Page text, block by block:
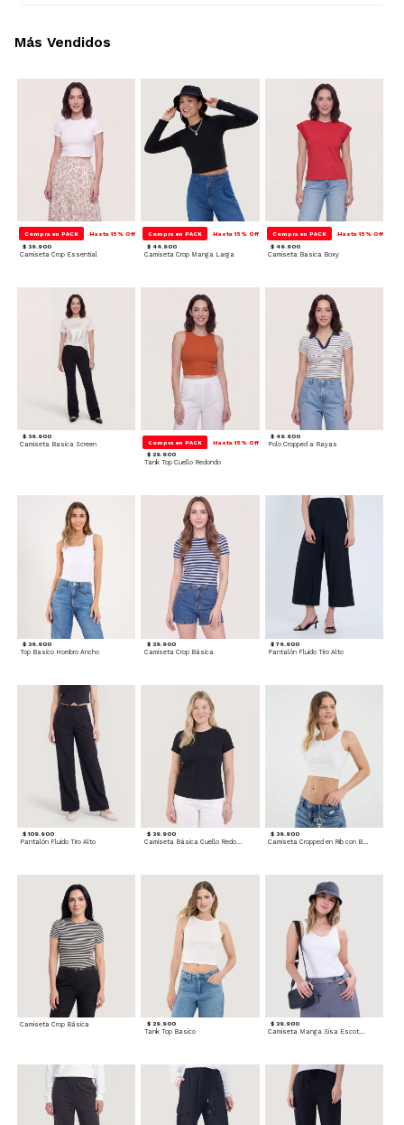
Compra en PACK Hasta 15% Off
$ 39.900
Camiseta Crop Essential
Compra en PACK Hasta 15% Off
$ 44.900
Camiseta Crop Manga Larga
Compra en PACK Hasta 15% Off
$ 49.900
Camiseta Basica Boxy
$ 39.900
Camiseta Basica Screen Compra en PACK Hasta 15% Off
$ 29.900
Tank Top Cuello Redondo
$ 49.900
Polo Cropped a Rayas
$ 39.900
Top Basico Hombro Ancho
$ 39.900
Camiseta Crop Básica
$ 79.900
Pantalón Fluido Tiro Alto
$ 109.900
Pantalón Fluido Tiro Alto
$ 39.900
Camiseta Básica Cuello Redondo
$ 39.900
Camiseta Cropped en Rib con Botones
Camiseta Crop Básica $ 29.900
Tank Top Basico
$ 29.900
Más Vendidos